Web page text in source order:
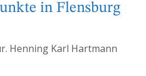
in Flensburg
Henning Karl Hartmann